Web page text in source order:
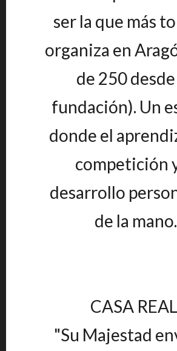
ser la que más
organiza en
de 250 desde
fundación). Un
donde el
competición
desarrollo
de la mano.
CASA
"Su Majestad